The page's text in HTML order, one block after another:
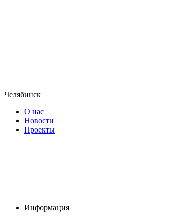
Челябинск
О нас
Новости
Проекты
Информация